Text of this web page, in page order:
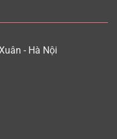
- Hà Nội